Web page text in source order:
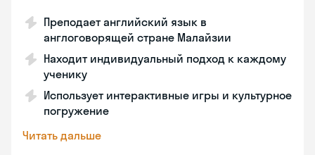
Преподает английский язык в
англоговорящей стране Малайзии
Находит индивидуальный подход к каждому
ученику
Использует интерактивные игры и культурное
погружение
Читать дальше